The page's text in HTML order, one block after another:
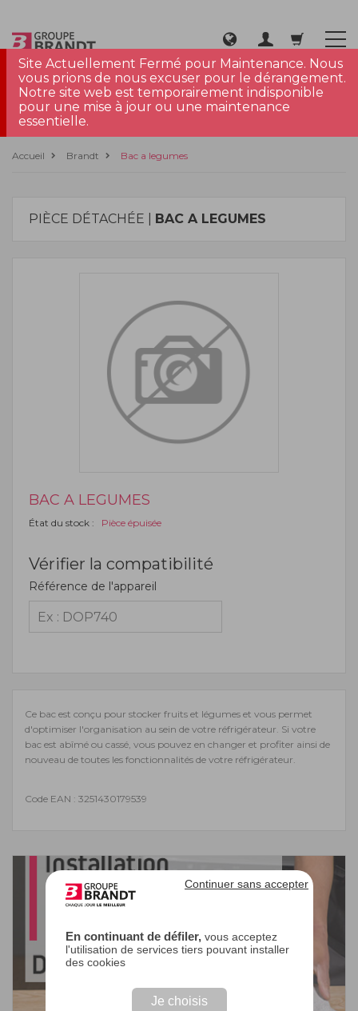
En continuant de défiler, vous acceptez
l'utilisation de services tiers pouvant installer
des cookies
Je choisis
Continuer sans accepter
Site Actuellement Fermé pour Maintenance. Nous
vous prions de nous excuser pour le dérangement.
Notre site web est temporairement indisponible
pour une mise à jour ou une maintenance
essentielle.
Accueil Brandt Bac a legumes
PIÈCE DÉTACHÉE | BAC A LEGUMES
BAC A LEGUMES
État du stock : Pièce épuisée
Vérifier la compatibilité
Référence de l'appareil
Ce bac est conçu pour stocker fruits et légumes et vous permet
d'optimiser l'organisation au sein de votre réfrigérateur. Si votre
bac est abîmé ou cassé, vous pouvez en changer et profiter ainsi de
nouveau de toutes les fonctionnalités de votre réfrigérateur.
Code EAN : 3251430179539